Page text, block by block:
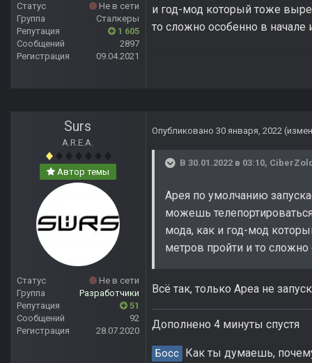
Статус
Не в сети
Группа
Сталкеры
Репутация
1 605
Сообщений
2897
Регистрация
09.04.2021
и год-мод который тоже
то сложно особенно в начале
Surs
A.R.E.A.
Автор темы
Статус
Не в сети
Группа
Разработчики
Репутация
51
Сообщений
92
Регистрация
28.07.2020
Опубликовано 30 января, 2022
В 30.01.2022 в 03:10,
Арея по умолчанию
можешь
мода, как и год-мод
метров пройти и то сложно
Всё так, только Ареа не
Дополнено 4 минуты спустя
Босс
Как ты думаешь,